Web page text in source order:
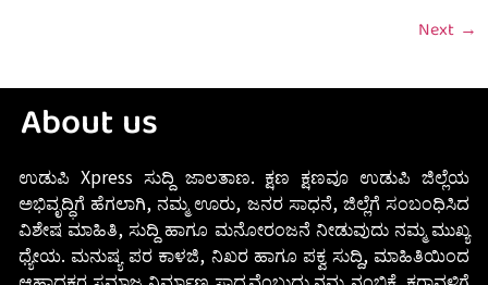
Next →
About us
ಉಡುಪಿ Xpress ಸುದ್ದಿ ಜಾಲತಾಣ. ಕ್ಷಣ ಕ್ಷಣವೂ ಉಡುಪಿ ಜಿಲ್ಲೆಯ
ಅಭಿವೃದ್ಧಿಗೆ ಹೆಗಲಾಗಿ, ನಮ್ಮ ಊರು, ಜನರ ಸಾಧನೆ, ಜಿಲ್ಲೆಗೆ ಸಂಬಂಧಿಸಿದ
ವಿಶೇಷ ಮಾಹಿತಿ, ಸುದ್ದಿ ಹಾಗೂ ಮನೋರಂಜನೆ ನೀಡುವುದು ನಮ್ಮ ಮುಖ್ಯ
ಧ್ಯೇಯ. ಮನುಷ್ಯ ಪರ ಕಾಳಜಿ, ನಿಖರ ಹಾಗೂ ಪಕ್ವ ಸುದ್ದಿ, ಮಾಹಿತಿಯಿಂದ